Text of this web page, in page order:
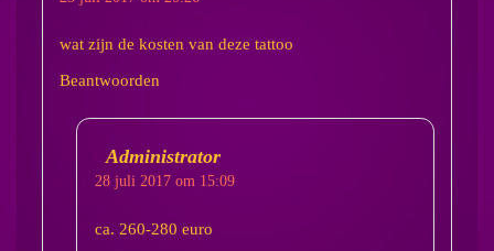
wat zijn de kosten van deze tattoo
Beantwoorden
Administrator
28 juli 2017 om 15:09
ca. 260-280 euro